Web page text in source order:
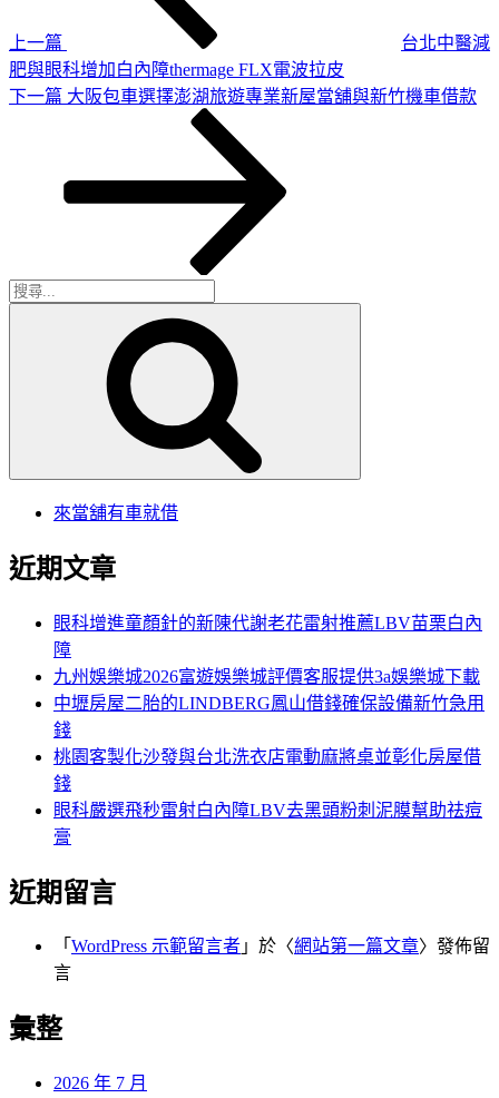
上一篇
台北中醫減
肥與眼科增加白內障thermage FLX電波拉皮
下
下一篇 大阪包車選擇澎湖旅遊專業新屋當舖與新竹機車借款
搜
來當舖有車就借
近期文章
眼科增進童顏針的新陳代謝老花雷射推薦LBV苗栗白內
障
九州娛樂城2026富遊娛樂城評價客服提供3a娛樂城下載
中壢房屋二胎的LINDBERG鳳山借錢確保設備新竹急用
錢
桃園客製化沙發與台北洗衣店電動麻將桌並彰化房屋借
錢
眼科嚴選飛秒雷射白內障LBV去黑頭粉刺泥膜幫助祛痘
膏
近期留言
「 WordPress 示範留言者 」於〈網站第一篇文章〉發佈留
言
彙整
2026 年 7 月